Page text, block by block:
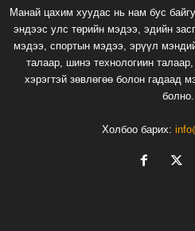
Манай цахим хуудас нь нам бус
эндээс улс төрийн мэдээ, эдийн
мэдээ, спортын мэдээ, эрүүл
талаар, шинэ технологиин
хэрэгтэй зөвлөгөө болон гадаад
болно.
Холбоо барих: